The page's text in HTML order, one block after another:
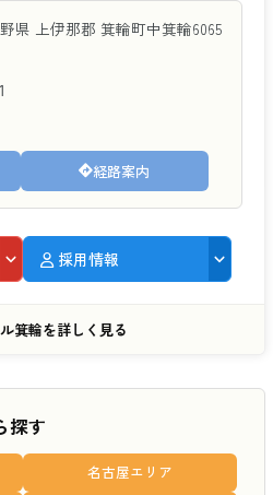
県 上伊那郡 箕輪町中箕輪6065
経路案内
採用情報
箕輪を詳しく見る
探す
名古屋エリア